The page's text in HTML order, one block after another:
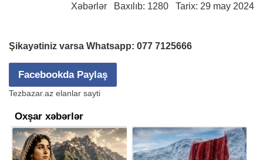
Xəbərlər Baxılıb: 1280 Tarix: 29 may 2024
Şikayətiniz varsa Whatsapp: 077 7125666
Facebookda Paylaş
Tezbazar.az elanlar sayti
Oxşar xəbərlər